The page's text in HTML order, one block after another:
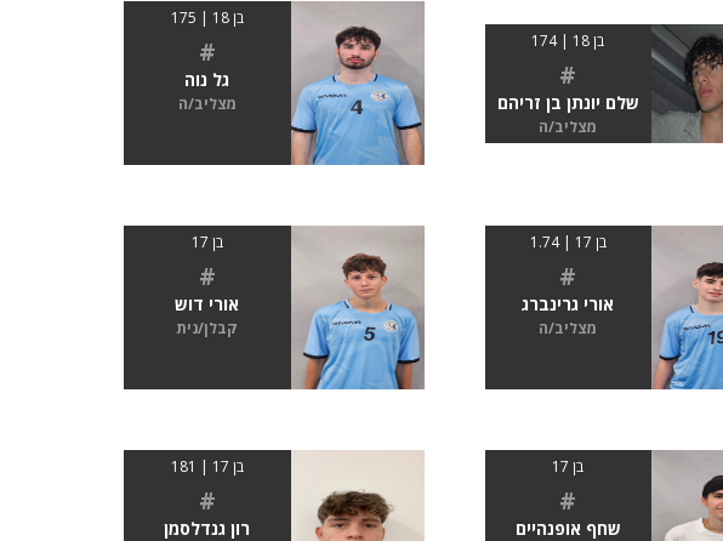
בן 18 | 174
#
שלם יונתן בן זריהם
מצליב/ה
בן 18 | 175
#
גל נוה
מצליב/ה
בן 17 | 1.74
#
אורי גרינברג
מצליב/ה
בן 17
#
אורי דוש
קבלן/נית
בן 17
#
שחף אופנהיים
בן 17 | 181
#
רון גנדלסמן